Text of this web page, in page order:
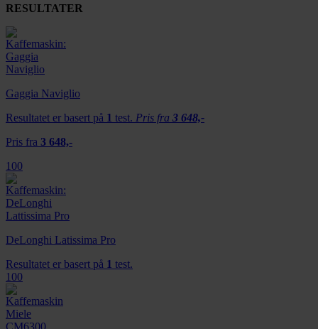
RESULTATER
Gaggia Naviglio
Resultatet er basert på 1 test. Pris fra 3 648,-
Pris fra 3 648,-
100
DeLonghi Latissima Pro
Resultatet er basert på 1 test.
100